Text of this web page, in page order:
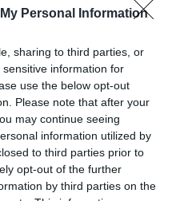
Personal Information
sharing to third parties, or
information for
use the below opt-out
Please note that after your
may continue seeing
information utilized by
to third parties prior to
opt-out of the further
by third parties on the
αίσθηση στους
των νεοελληνικών
η έκδοση των
Ζωή, Η Συνείδηση
της Φυλής
Γυναίκας (1916)
(1917). Υπήρξε 5